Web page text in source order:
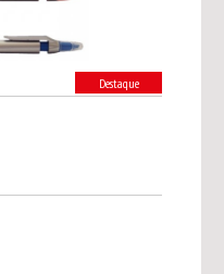
Destaque